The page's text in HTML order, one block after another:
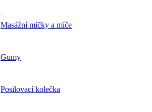
Masážní míčky a míče
Gumy
Posilovací kolečka